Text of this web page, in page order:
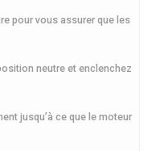
pour vous assurer que les
neutre et enclenchez
jusqu’à ce que le moteur